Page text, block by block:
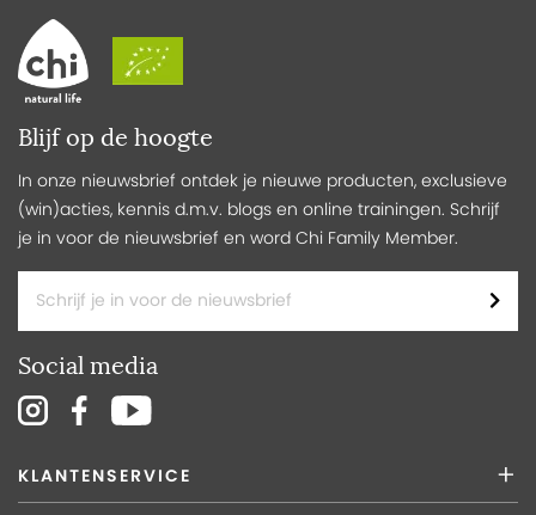
Blijf op de hoogte
In onze nieuwsbrief ontdek je nieuwe producten, exclusieve
(win)acties, kennis d.m.v. blogs en online trainingen. Schrijf
je in voor de nieuwsbrief en word Chi Family Member.
Social media
KLANTENSERVICE